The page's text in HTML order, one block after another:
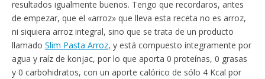
resultados igualmente buenos. Tengo que recordaros, antes
de empezar, que el «arroz» que lleva esta receta no es arroz,
ni siquiera arroz integral, sino que se trata de un producto
llamado Slim Pasta Arroz, y está compuesto íntegramente por
agua y raíz de konjac, por lo que aporta 0 proteínas, 0 grasas
y 0 carbohidratos, con un aporte calórico de sólo 4 Kcal por